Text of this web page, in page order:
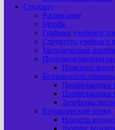
Студенту
Расписание
Moodle
Графики учебного
Структура учебного
Методические
Производственная
Практика
Безопасность
Профилактика
Профилактика
Телефоны
Волонтерский отряд
Новости
Лучшие